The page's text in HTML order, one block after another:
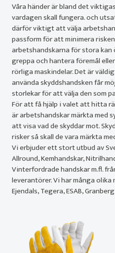
Våra händer är bland det
vardagen skall fungera. och
därför viktigt att välja
passform för att minimera
arbetshandskarna för stora
greppa och hantera föremål
rörliga maskindelar. Det är
använda skyddshandsken får
storlekar för att välja den som
För att få hjälp i valet att hitta
är arbetshandskar märkta med
att visa vad de skyddar mot.
risker så skall de vara märkta
Vi erbjuder ett stort utbud av
Allround, Kemhandskar,
Vinterfordrade handskar m.fl.
leverantörer. Vi har många
Ejendals, Tegera, ESAB,